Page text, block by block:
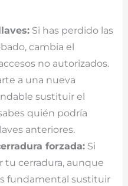
Si has perdido las
cambia el
no autorizados.
a una nueva
sustituir el
quién podría
anteriores.
forzada:Si
tu cerradura, aunque
fundamental sustituir